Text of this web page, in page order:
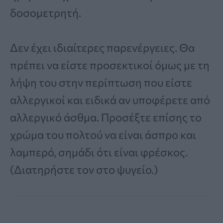
δοσομετρητή.
Δεν έχει ιδιαίτερες παρενέργειες. Θα
πρέπει να είστε προσεκτικοί όμως με τη
λήψη του στην περίπτωση που είστε
αλλεργικοί και ειδικά αν υποφέρετε από
αλλεργικό άσθμα. Προσέξτε επίσης το
χρώμα του πολτού να είναι άσπρο και
λαμπερό, σημάδι ότι είναι φρέσκος.
(Διατηρήστε τον στο ψυγείο.)